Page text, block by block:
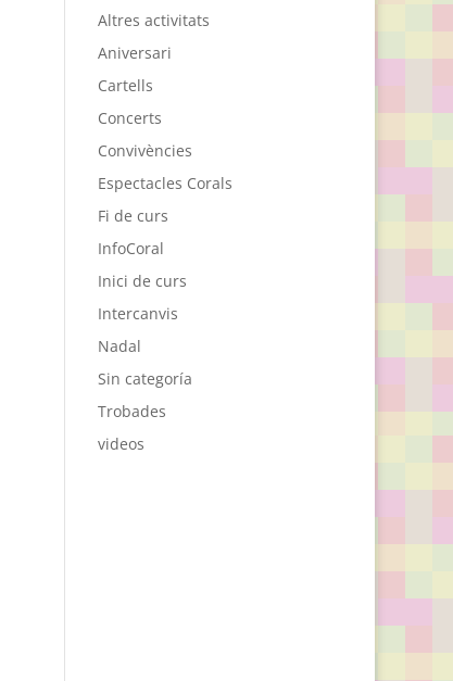
Altres activitats
Aniversari
Cartells
Concerts
Convivències
Espectacles Corals
Fi de curs
InfoCoral
Inici de curs
Intercanvis
Nadal
Sin categoría
Trobades
videos